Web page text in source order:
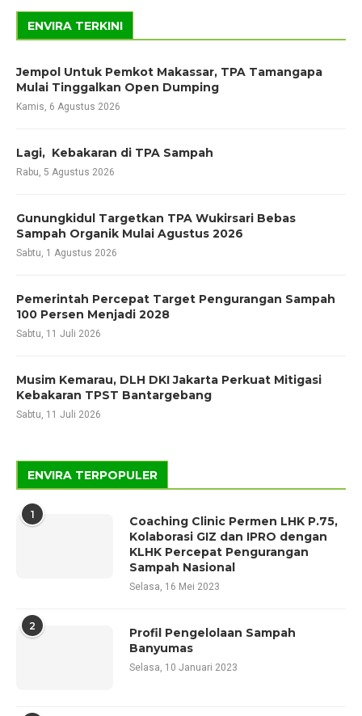
ENVIRA TERKINI
Jempol Untuk Pemkot Makassar, TPA Tamangapa
Mulai Tinggalkan Open Dumping
Kamis, 6 Agustus 2026
Lagi, Kebakaran di TPA Sampah
Rabu, 5 Agustus 2026
Gunungkidul Targetkan TPA Wukirsari Bebas
Sampah Organik Mulai Agustus 2026
Sabtu, 1 Agustus 2026
Pemerintah Percepat Target Pengurangan Sampah
100 Persen Menjadi 2028
Sabtu, 11 Juli 2026
Musim Kemarau, DLH DKI Jakarta Perkuat Mitigasi
Kebakaran TPST Bantargebang
Sabtu, 11 Juli 2026
ENVIRA TERPOPULER
1
Coaching Clinic Permen LHK P.75,
Kolaborasi GIZ dan IPRO dengan
KLHK Percepat Pengurangan
Sampah Nasional
Selasa, 16 Mei 2023
2
Profil Pengelolaan Sampah
Banyumas
Selasa, 10 Januari 2023